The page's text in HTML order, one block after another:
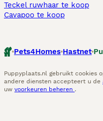
Teckel ruwhaar te koop
Cavapoo te koop
Pets4Homes Hastnet
Puppyplaats.nl gebruikt cookies
andere diensten accepteert u de
uw voorkeuren beheren .